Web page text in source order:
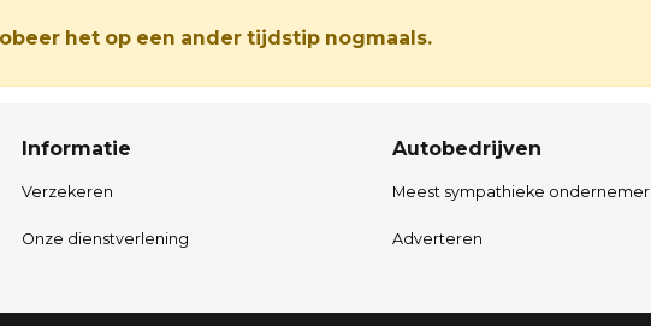
het op een ander tijdstip nogmaals.
Informatie
Verzekeren
Onze dienstverlening
Autobedrijven
Meest sympathieke ondernemer
Adverteren